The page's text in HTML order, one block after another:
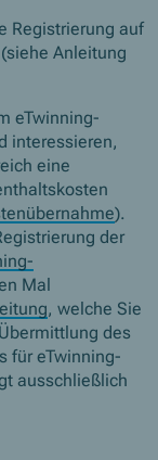
Registrierung auf
(siehe Anleitung
eTwinning-
interessieren,
eine
).
der
Mal
, welche Sie
des
für eTwinning-
ausschließlich